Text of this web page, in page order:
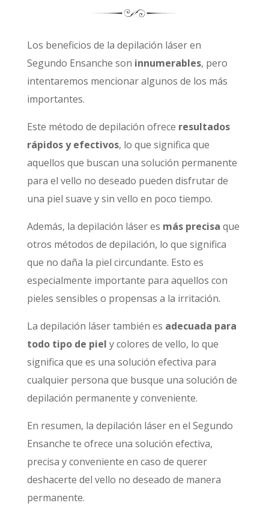
Los beneficios de la depilación láser en
Segundo Ensanche son innumerables, pero
intentaremos mencionar algunos de los más
importantes.
Este método de depilación ofrece resultados
rápidos y efectivos, lo que significa que
aquellos que buscan una solución permanente
para el vello no deseado pueden disfrutar de
una piel suave y sin vello en poco tiempo.
Además, la depilación láser es más precisa que
otros métodos de depilación, lo que significa
que no daña la piel circundante. Esto es
especialmente importante para aquellos con
pieles sensibles o propensas a la irritación.
La depilación láser también es adecuada para
todo tipo de piel y colores de vello, lo que
significa que es una solución efectiva para
cualquier persona que busque una solución de
depilación permanente y conveniente.
En resumen, la depilación láser en el Segundo
Ensanche te ofrece una solución efectiva,
precisa y conveniente en caso de querer
deshacerte del vello no deseado de manera
permanente.